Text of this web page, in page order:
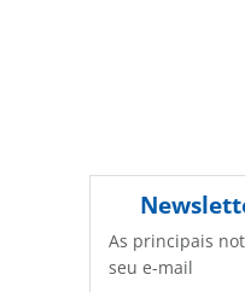
As principais
seu e-mail